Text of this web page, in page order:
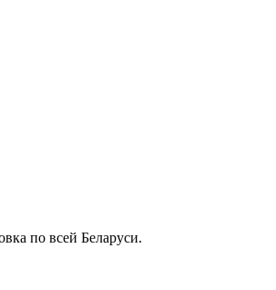
по всей Беларуси.